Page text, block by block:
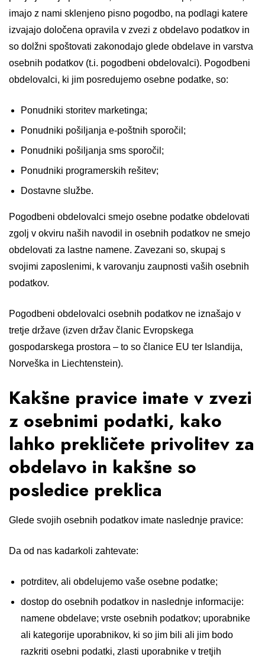
imajo z nami sklenjeno pisno pogodbo, na podlagi katere
izvajajo določena opravila v zvezi z obdelavo podatkov in
so dolžni spoštovati zakonodajo glede obdelave in varstva
osebnih podatkov (t.i. pogodbeni obdelovalci). Pogodbeni
obdelovalci, ki jim posredujemo osebne podatke, so:
Ponudniki storitev marketinga;
Ponudniki pošiljanja e-poštnih sporočil;
Ponudniki pošiljanja sms sporočil;
Ponudniki programerskih rešitev;
Dostavne službe.
Pogodbeni obdelovalci smejo osebne podatke obdelovati
zgolj v okviru naših navodil in osebnih podatkov ne smejo
obdelovati za lastne namene. Zavezani so, skupaj s
svojimi zaposlenimi, k varovanju zaupnosti vaših osebnih
podatkov.
Pogodbeni obdelovalci osebnih podatkov ne iznašajo v
tretje države (izven držav članic Evropskega
gospodarskega prostora – to so članice EU ter Islandija,
Norveška in Liechtenstein).
Kakšne pravice imate v zvezi
z osebnimi podatki, kako
lahko prekličete privolitev za
obdelavo in kakšne so
posledice preklica
Glede svojih osebnih podatkov imate naslednje pravice:
Da od nas kadarkoli zahtevate:
potrditev, ali obdelujemo vaše osebne podatke;
dostop do osebnih podatkov in naslednje informacije:
namene obdelave; vrste osebnih podatkov; uporabnike
ali kategorije uporabnikov, ki so jim bili ali jim bodo
razkriti osebni podatki, zlasti uporabnike v tretjih